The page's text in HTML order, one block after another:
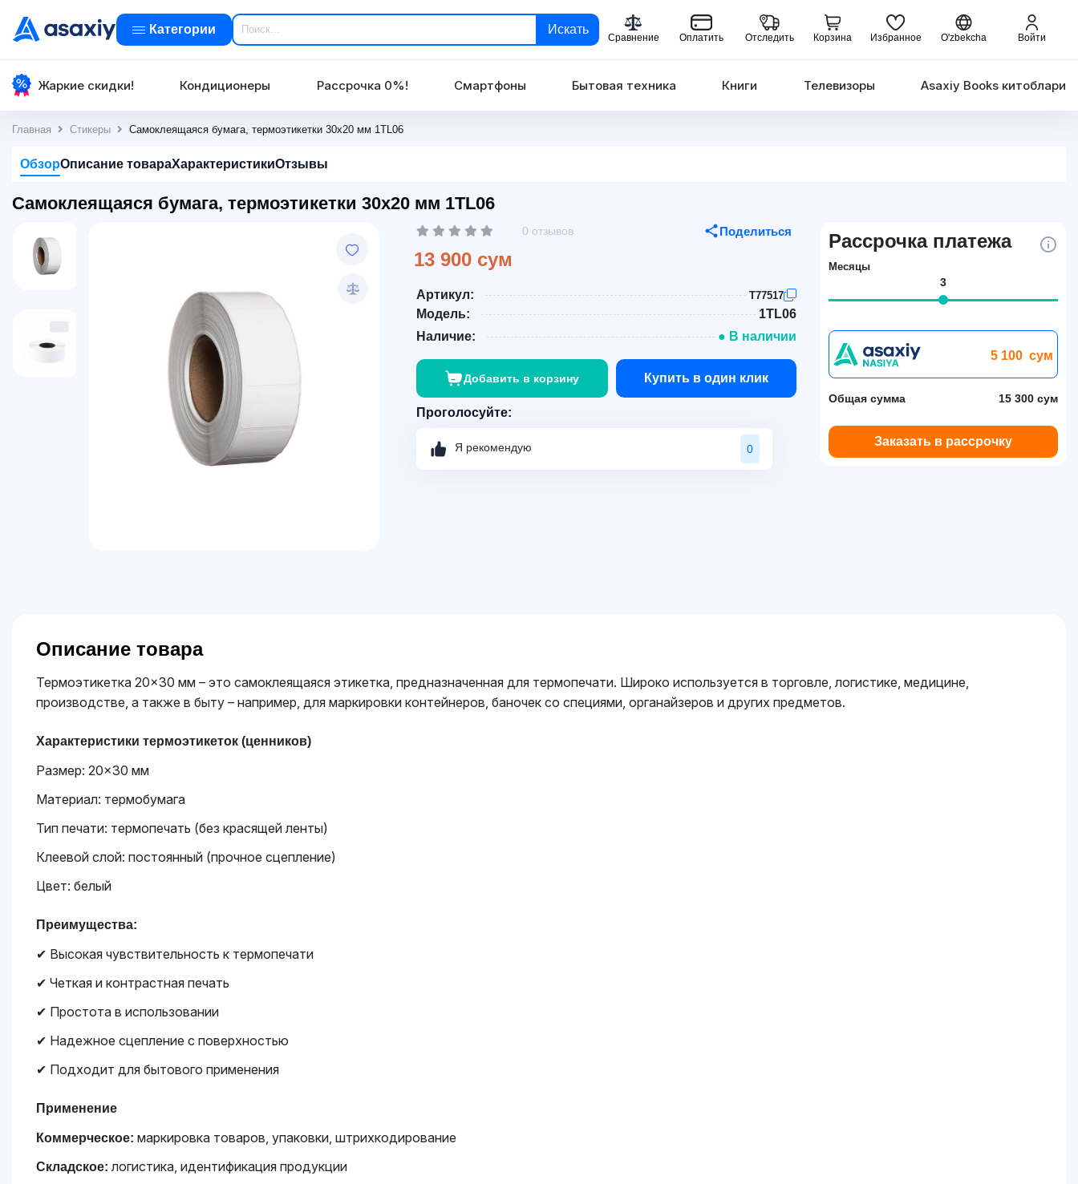
Категории Искать
Сравнение Оплатить Отследить Корзина Избранное O'zbekcha Войти
Жаркие скидки! Кондиционеры Рассрочка 0%! Смартфоны Бытовая техника Книги Телевизоры Asaxiy Books китоблари
Главная Стикеры Самоклеящаяся бумага, термоэтикетки 30x20 мм 1TL06
ОбзорОписание товараХарактеристикиОтзывы
Самоклеящаяся бумага, термоэтикетки 30x20 мм 1TL06
0 отзывов Поделиться
13 900 сум
Артикул: T77517
Модель:
1TL06
Наличие:
● В наличии
Добавить в корзину Купить в один клик
Проголосуйте:
Я рекомендую 0
Рассрочка платежа
Месяцы
3
5 100 сум
Общая сумма 15 300 сум
Заказать в рассрочку
Описание товара
Термоэтикетка 20×30 мм – это самоклеящаяся этикетка, предназначенная для термопечати. Широко используется в торговле, логистике, медицине,
производстве, а также в быту – например, для маркировки контейнеров, баночек со специями, органайзеров и других предметов.
Характеристики термоэтикеток (ценников)
Размер: 20×30 мм
Материал: термобумага
Тип печати: термопечать (без красящей ленты)
Клеевой слой: постоянный (прочное сцепление)
Цвет: белый
Преимущества:
✔ Высокая чувствительность к термопечати
✔ Четкая и контрастная печать
✔ Простота в использовании
✔ Надежное сцепление с поверхностью
✔ Подходит для бытового применения
Применение
Коммерческое: маркировка товаров, упаковки, штрихкодирование
Складское: логистика, идентификация продукции